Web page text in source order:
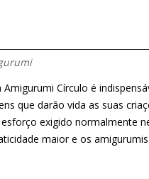
Círculo é
que darão vida as suas
exigido normalmente
maior e os